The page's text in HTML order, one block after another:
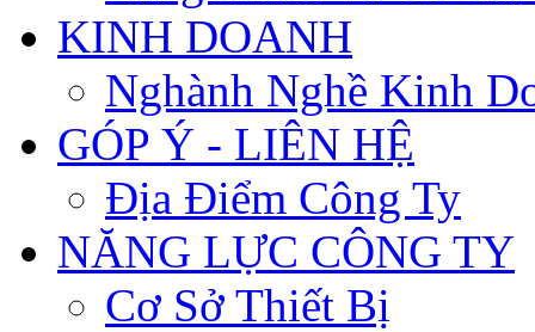
KINH DOANH
Nghành Nghề Kinh
GÓP Ý - LIÊN HỆ
Địa Điểm Công Ty
NĂNG LỰC CÔNG TY
Cơ Sở Thiết Bị